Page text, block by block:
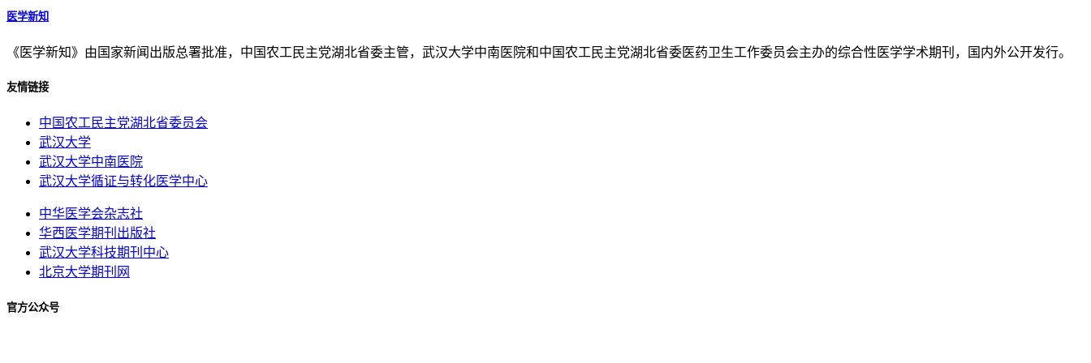
医学新知
《医学新知》由国家新闻出版总署批准，中国农工民主党湖北省委主管，武汉大学中南医院和中国农工民主党湖北省委医药卫生工作委员会主办的综合性医学学术期刊，国内外公开发行。
友情链接
中国农工民主党湖北省委员会
武汉大学
武汉大学中南医院
武汉大学循证与转化医学中心
中华医学会杂志社
华西医学期刊出版社
武汉大学科技期刊中心
北京大学期刊网
官方公众号